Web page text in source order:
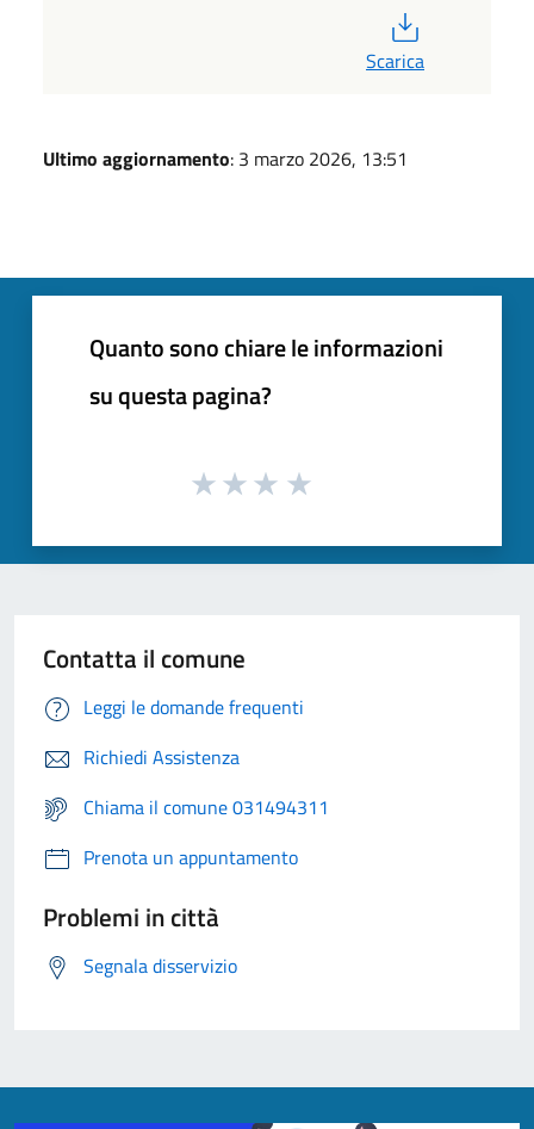
Scarica
Ultimo aggiornamento: 3 marzo 2026, 13:51
Quanto sono chiare le informazioni
su questa pagina?
Contatta il comune
Leggi le domande frequenti
Richiedi Assistenza
Chiama il comune 031494311
Prenota un appuntamento
Problemi in città
Segnala disservizio